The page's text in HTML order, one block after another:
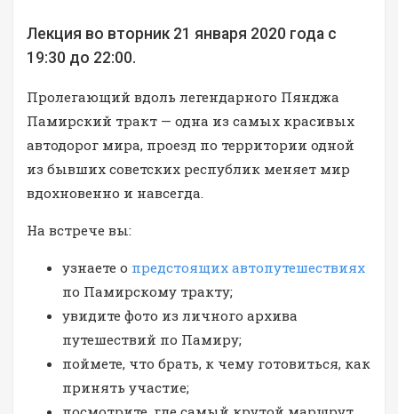
Лекция во вторник 21 января 2020 года с
19:30 до 22:00.
Пролегающий вдоль легендарного Пянджа
Памирский тракт — одна из самых красивых
автодорог мира, проезд по территории одной
из бывших советских республик меняет мир
вдохновенно и навсегда.
На встрече вы:
узнаете о предстоящих автопутешествиях
по Памирскому тракту;
увидите фото из личного архива
путешествий по Памиру;
поймете, что брать, к чему готовиться, как
принять участие;